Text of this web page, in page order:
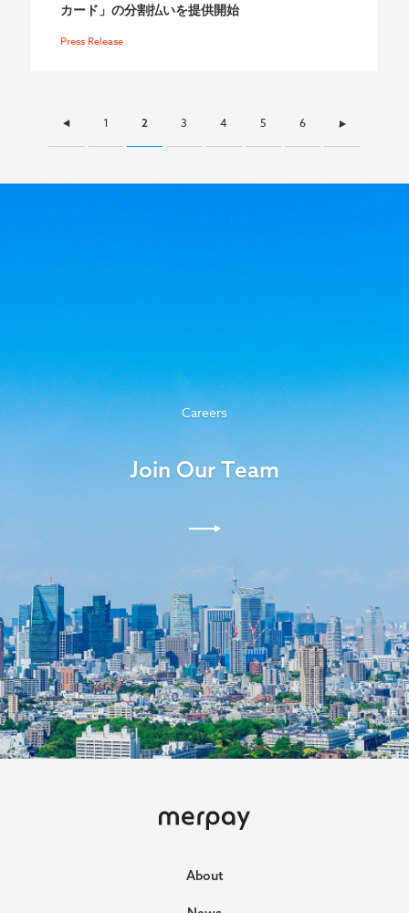
カード」の分割払いを提供開始
Press Release
1 2 3 4 5 6
Careers
Join Our Team
About